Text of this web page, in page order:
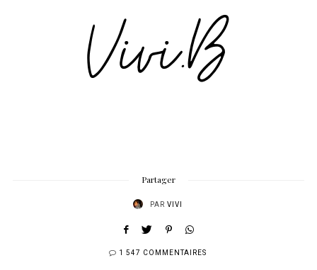
Partager
PAR VIVI
1 547 COMMENTAIRES